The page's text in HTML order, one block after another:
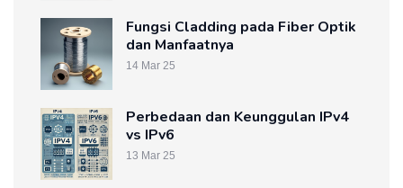
Fungsi Cladding pada Fiber Optik
dan Manfaatnya
14 Mar 25
Perbedaan dan Keunggulan IPv4
vs IPv6
13 Mar 25